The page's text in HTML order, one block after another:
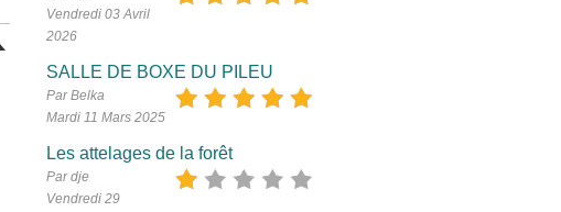
Vendredi 03 Avril
2026
SALLE DE BOXE DU PILEU
Par Belka
Mardi 11 Mars 2025
Les attelages de la forêt
Par dje
Vendredi 29